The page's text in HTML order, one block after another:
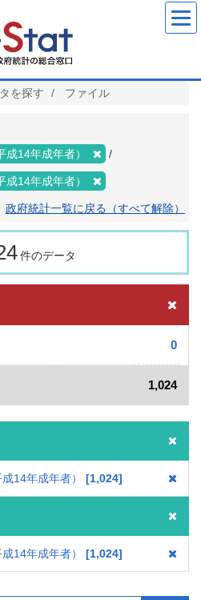
を探す ファイル
成14年成年者）
成14年成年者）
政府統計一覧に戻る（すべて解除）
件のデータ
0
1,024
14年成年者） 1,024
14年成年者） 1,024